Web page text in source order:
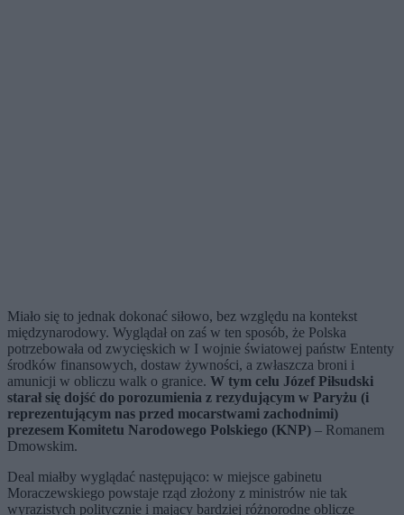
Miało się to jednak dokonać siłowo, bez względu na kontekst
międzynarodowy. Wyglądał on zaś w ten sposób, że Polska
potrzebowała od zwycięskich w I wojnie światowej państw Ententy
środków finansowych, dostaw żywności, a zwłaszcza broni i
amunicji w obliczu walk o granice. W tym celu Józef Piłsudski
starał się dojść do porozumienia z rezydującym w Paryżu (i
reprezentującym nas przed mocarstwami zachodnimi)
prezesem Komitetu Narodowego Polskiego (KNP) – Romanem
Dmowskim.
Deal miałby wyglądać następująco: w miejsce gabinetu
Moraczewskiego powstaje rząd złożony z ministrów nie tak
wyrazistych politycznie i mający bardziej różnorodne oblicze